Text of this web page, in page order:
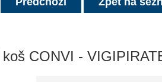
CONVI -